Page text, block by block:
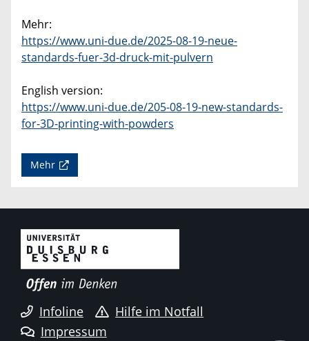
Mehr:
https://www.uni-due.de/2025-08-19-neue-
standards-fuer-3d-druck-mit-pulvern
English version:
https://www.uni-due.de/205-08-19-new-standards-
for-3D-printing-with-powders
Mehr
Infoline
Hilfe im Notfall
Impressum